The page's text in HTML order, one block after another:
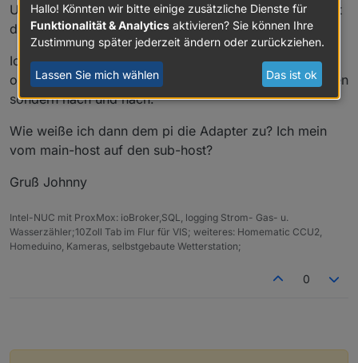
Und wie sieht es mit der nodeversion aus? Welche läuft
da noch auf m Pi 1?
Ich möchte einfach die Adapter auslagern die nicht so
oft aktualisieren. Und die nicht auf einmal ruberschieben
sondern nach und nach.
Wie weiße ich dann dem pi die Adapter zu? Ich mein
vom main-host auf den sub-host?
Gruß Johnny
Intel-NUC mit ProxMox: ioBroker,SQL, logging Strom- Gas- u.
Wasserzähler;10Zoll Tab im Flur für VIS; weiteres: Homematic CCU2,
Homeduino, Kameras, selbstgebaute Wetterstation;
0
Hallo! Könnten wir bitte einige zusätzliche Dienste für
Funktionalität & Analytics aktivieren? Sie können Ihre
Zustimmung später jederzeit ändern oder zurückziehen.
Lassen Sie mich wählen Das ist ok